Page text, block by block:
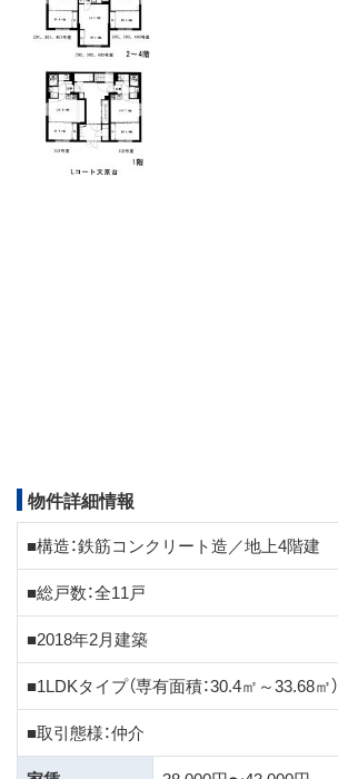
物件詳細情報
■構造：鉄筋コンクリート造／地上4階建
■総戸数：全11戸
■2018年2月建築
■1LDKタイプ（専有面積：30.4㎡～33.68㎡）
■取引態様：仲介